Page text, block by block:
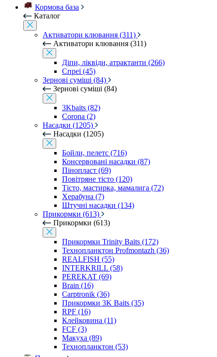
Кормова база
Каталог
Активатори клювання (311)
Активатори клювання (311)
Діпи, ліквіди, атрактанти (266)
Спреї (45)
Зернові суміші (84)
Зернові суміші (84)
3Kbaits (82)
Corona (2)
Насадки (1205)
Насадки (1205)
Бойли, пелетс (716)
Консервовані насадки (87)
Пінопласт (69)
Повітряне тісто (120)
Тісто, мастирка, мамалига (72)
Херабуна (7)
Штучні насадки (134)
Прикормки (613)
Прикормки (613)
Прикормки Trinity Baits (172)
Технопланктон Profmontazh (36)
REALFISH (55)
INTERKRILL (58)
PEREKAT (69)
Brain (16)
Carptronik (36)
Прикормки 3K Baits (35)
RPF (16)
Клейковина (11)
FCF (3)
Макуха (89)
Технопланктон (53)